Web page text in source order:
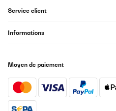
Service client
Informations
Moyen de paiement